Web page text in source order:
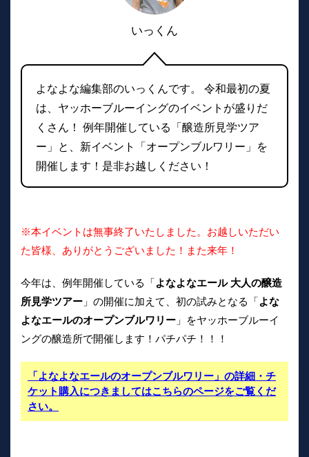
いっくん
よなよな編集部のいっくんです。 令和最初の夏
は、ヤッホーブルーイングのイベントが盛りだ
くさん！ 例年開催している「醸造所見学ツア
ー」と、新イベント「オープンブルワリー」を
開催します！是非お越しください！
※本イベントは無事終了いたしました。お越しいただい
た皆様、ありがとうございました！また来年！
今年は、例年開催している「よなよなエール 大人の醸造
所見学ツアー 」の開催に加えて、初の試みとなる「よな
よなエールのオープンブルワリー 」をヤッホーブルーイ
ングの醸造所で開催します！パチパチ！！！
「よなよなエールのオープンブルワリー」の詳細・チ
ケット購入につきましてはこちらのページをご覧くだ
さい。